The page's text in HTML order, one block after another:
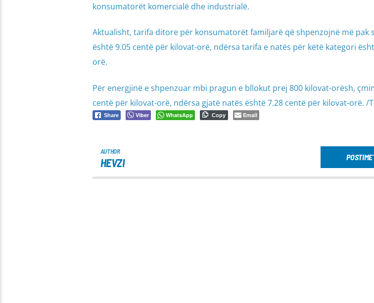
konsumatorët komercialë dhe industrialë.
Aktualisht, tarifa ditore për konsumatorët familjarë që shpenzojnë më pak
është 9.05 centë për kilovat-orë, ndërsa tarifa e natës për këtë kategori
orë.
Për energjinë e shpenzuar mbi pragun e bllokut prej 800 kilovat-orësh,
centë për kilovat-orë, ndërsa gjatë natës është 7.28 centë për kilovat-orë. /
Share Viber WhatsApp Copy Email
AUTHOR
HEVZI